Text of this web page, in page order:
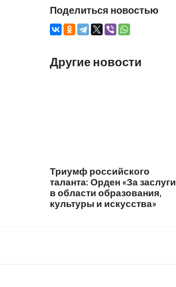
Поделиться новостью
Другие новости
Триумф российского
таланта: Орден «За заслуги
в области образования,
культуры и искусства»